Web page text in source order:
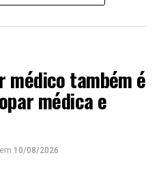
médico também é
médica e
em 10/08/2026